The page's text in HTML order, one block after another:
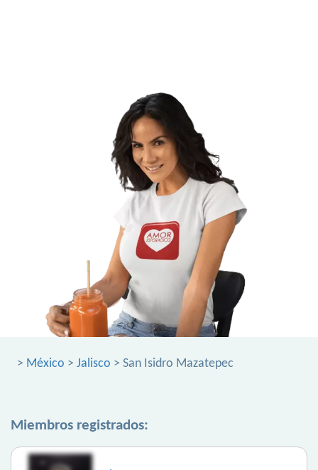
> México > Jalisco > San Isidro Mazatepec
Miembros registrados: